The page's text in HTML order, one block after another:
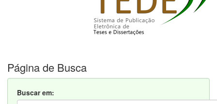
Página de Busca
Buscar em: